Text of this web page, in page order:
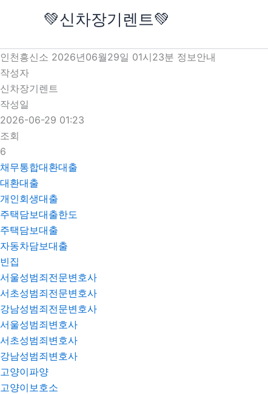
로
건
너
뛰
기
💚신차장기렌트💚
인천흥신소 2026년06월29일 01시23분 정보안내
작성자
신차장기렌트
작성일
2026-06-29 01:23
조회
6
채무통합대환대출
대환대출
개인회생대출
주택담보대출한도
주택담보대출
자동차담보대출
빈집
서울성범죄전문변호사
서초성범죄전문변호사
강남성범죄전문변호사
서울성범죄변호사
서초성범죄변호사
강남성범죄변호사
고양이파양
고양이보호소